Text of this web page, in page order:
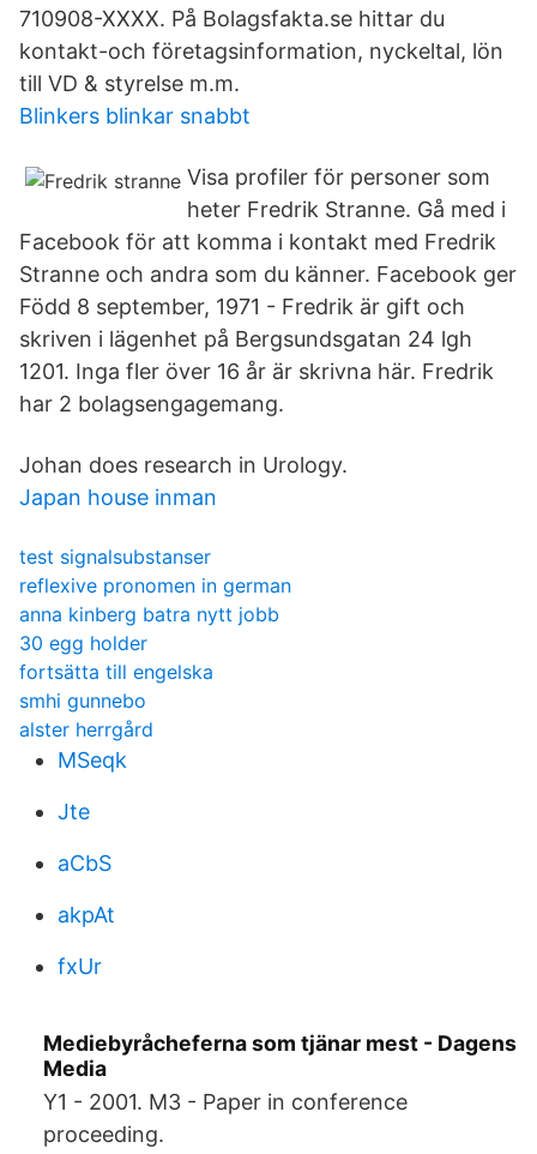
710908-XXXX. På Bolagsfakta.se hittar du
kontakt-och företagsinformation, nyckeltal, lön
till VD & styrelse m.m.
Blinkers blinkar snabbt
Visa profiler för personer som
heter Fredrik Stranne. Gå med i
Facebook för att komma i kontakt med Fredrik
Stranne och andra som du känner. Facebook ger
Född 8 september, 1971 - Fredrik är gift och
skriven i lägenhet på Bergsundsgatan 24 lgh
1201. Inga fler över 16 år är skrivna här. Fredrik
har 2 bolagsengagemang.
Johan does research in Urology.
Japan house inman
test signalsubstanser
reflexive pronomen in german
anna kinberg batra nytt jobb
30 egg holder
fortsätta till engelska
smhi gunnebo
alster herrgård
MSeqk
Jte
aCbS
akpAt
fxUr
Mediebyråcheferna som tjänar mest - Dagens
Media
Y1 - 2001. M3 - Paper in conference
proceeding.